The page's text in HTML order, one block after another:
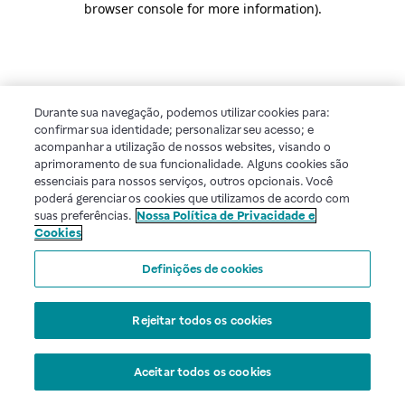
browser console for more information).
Durante sua navegação, podemos utilizar cookies para:
confirmar sua identidade; personalizar seu acesso; e
acompanhar a utilização de nossos websites, visando o
aprimoramento de sua funcionalidade. Alguns cookies são
essenciais para nossos serviços, outros opcionais. Você
poderá gerenciar os cookies que utilizamos de acordo com
suas preferências. Nossa Política de Privacidade e
Cookies
Definições de cookies
Rejeitar todos os cookies
Aceitar todos os cookies